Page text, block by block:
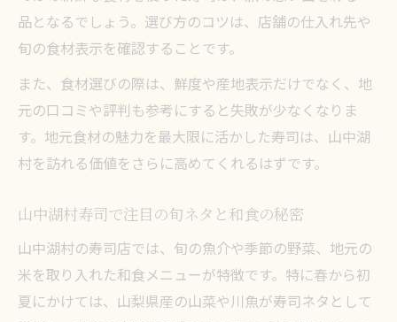
品となるでしょう。選び方のコツは、店舗の仕入れ先や
旬の食材表示を確認することです。
また、食材選びの際は、鮮度や産地表示だけでなく、地
元の口コミや評判も参考にすると失敗が少なくなりま
す。地元食材の魅力を最大限に活かした寿司は、山中湖
村を訪れる価値をさらに高めてくれるはずです。
山中湖村寿司で注目の旬ネタと和食の秘密
山中湖村の寿司店では、旬の魚介や季節の野菜、地元の
米を取り入れた和食メニューが特徴です。特に春から初
夏にかけては、山梨県産の山菜や川魚が寿司ネタとして